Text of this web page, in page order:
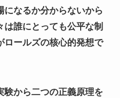
になるか分からないから
誰にとっても公平な制
ロールズの核心的発想で
験から二つの正義原理を